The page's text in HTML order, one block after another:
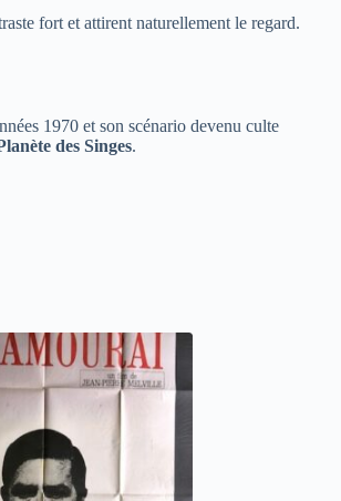
fort et attirent naturellement le regard.
1970 et son scénario devenu culte
des Singes.